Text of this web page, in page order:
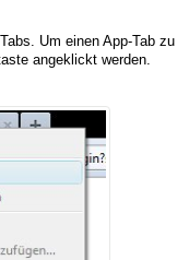
Um einen App-Tab zu
angeklickt werden.